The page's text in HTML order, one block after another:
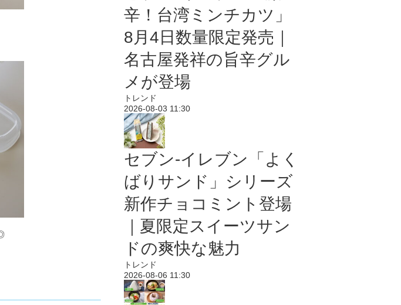
辛！台湾ミンチカツ」
8月4日数量限定発売｜
名古屋発祥の旨辛グル
メが登場
トレンド
2026-08-03 11:30
セブン‐イレブン「よく
ばりサンド」シリーズ
新作チョコミント登場
｜夏限定スイーツサン
ドの爽快な魅力
トレンド
2026-08-06 11:30